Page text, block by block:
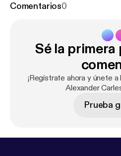
Comentarios0
Sé la primera
¡Regístrate ahora y únete
Alexander
Prueba